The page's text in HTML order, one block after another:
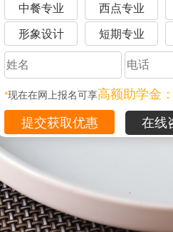
中餐专业 西点专业
形象设计 短期专业
*现在在网上报名可享高额助学金
在线